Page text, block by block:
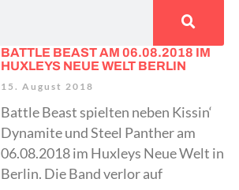
BATTLE BEAST AM 06.08.2018 IM
HUXLEYS NEUE WELT BERLIN
15. August 2018
Battle Beast spielten neben Kissin‘
Dynamite und Steel Panther am
06.08.2018 im Huxleys Neue Welt in
Berlin. Die Band verlor auf